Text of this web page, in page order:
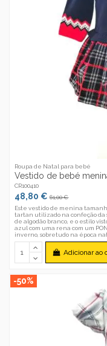
Roupa de Natal para bebé
Vestido de bebé
CR100410
48,80 €61,00 €
Este vestido de menina
tartan utilizado na confeção da
de algodão branco, e o estilo
azul com uma rena com um
inverno, sobretudo na época
Adicionar ao
-50%